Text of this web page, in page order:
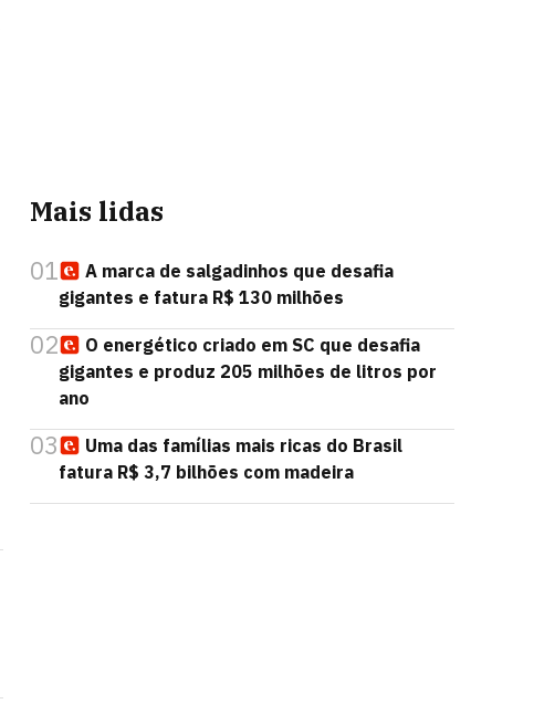
Mais lidas
01
A marca de salgadinhos que desafia
gigantes e fatura R$ 130 milhões
02
O energético criado em SC que desafia
gigantes e produz 205 milhões de litros por
ano
03
Uma das famílias mais ricas do Brasil
fatura R$ 3,7 bilhões com madeira